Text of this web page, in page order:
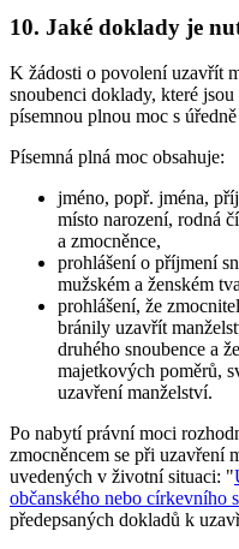
10. Jaké doklady je
K žádosti o povolení uzavřít
snoubenci doklady, které
písemnou plnou moc s
Písemná plná moc obsahuje:
jméno, popř. jména,
místo narození, rodná
a zmocněnce,
prohlášení o příjmení
mužském a ženském
prohlášení, že
bránily uzavřít
druhého snoubence a
majetkových poměrů,
uzavření manželství.
Po nabytí právní moci
zmocněncem se při uzavření
uvedených v životní situaci: "
občanského nebo církevního
předepsaných dokladů k